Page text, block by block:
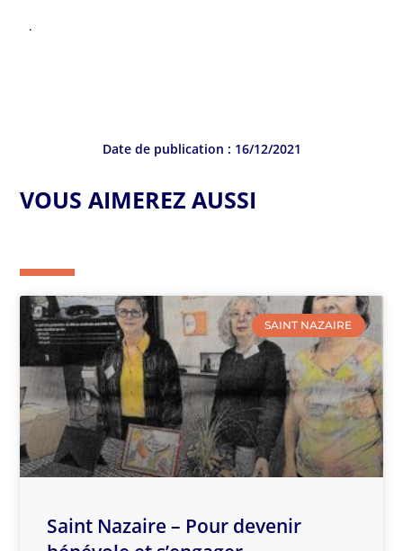
.
Date de publication : 16/12/2021
VOUS AIMEREZ AUSSI
SAINT NAZAIRE
Saint Nazaire – Pour devenir